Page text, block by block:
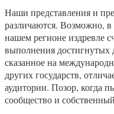
Наши представления и
различаются. Возможно,
нашем регионе издревле
выполнения достигнутых
сказанное на
других государств,
аудитории. Позор, когда
сообщество и